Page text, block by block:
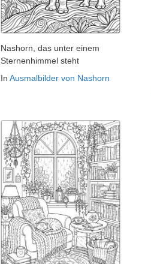
Nashorn, das unter einem
Sternenhimmel steht
In Ausmalbilder von Nashorn